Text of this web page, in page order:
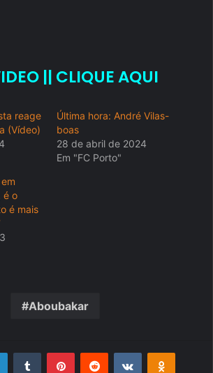
|| CLIQUE AQUI
reage
(Vídeo)
Última hora: André Vilas-
boas
28 de abril de 2024
Em "FC Porto"
é o
é mais
Aboubakar
LinkedinTumblr PinterestReddit VK OK